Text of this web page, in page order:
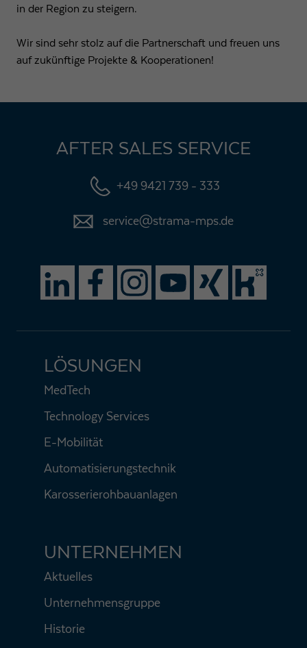
in der Region zu steigern.
Wir sind sehr stolz auf die Partnerschaft und freuen uns
auf zukünftige Projekte & Kooperationen!
AFTER SALES SERVICE
+49 9421 739 - 333
service@strama-mps.de
LÖSUNGEN
MedTech
Technology Services
E-Mobilität
Automatisierungstechnik
Karosserierohbauanlagen
UNTERNEHMEN
Aktuelles
Unternehmensgruppe
Historie